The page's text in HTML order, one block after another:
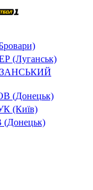
(Луганськ)
(Донецьк)
(Київ)